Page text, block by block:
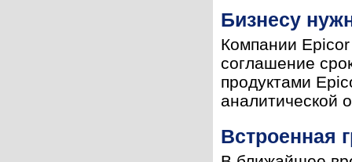
Бизнесу
Компании
соглашение
продуктами
аналитической
Встроенная